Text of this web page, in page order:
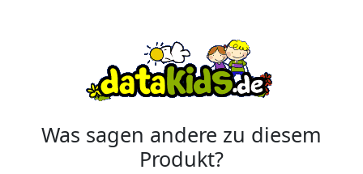
Was sagen andere zu diesem
Produkt?